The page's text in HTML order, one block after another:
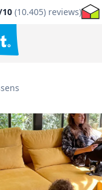
(10.405) reviews)